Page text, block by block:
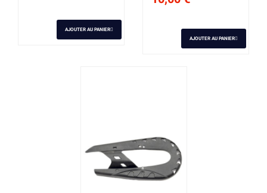
AJOUTER AU PANIER
AJOUTER AU PANIER